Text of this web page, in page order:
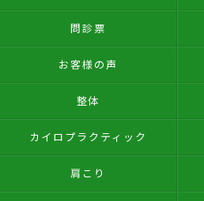
問診票
お客様の声
整体
カイロプラクティック
肩こり